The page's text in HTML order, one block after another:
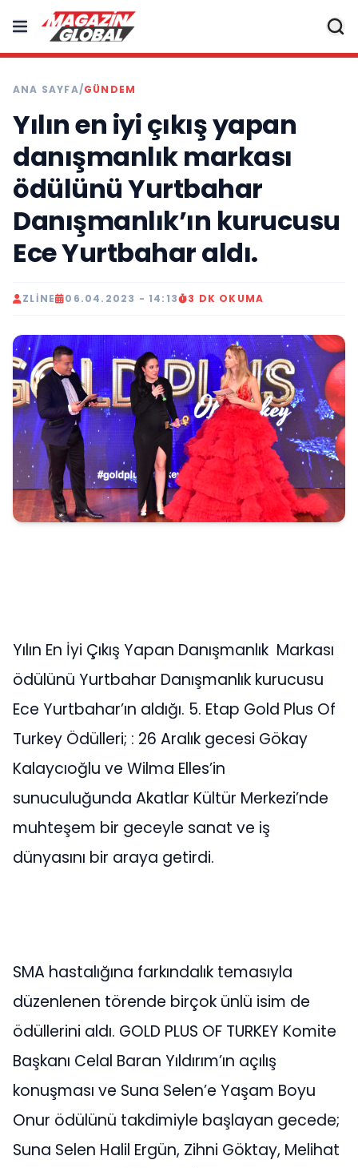
ANA SAYFA/GÜNDEM
Yılın en iyi çıkış yapan
danışmanlık markası
ödülünü Yurtbahar
Danışmanlık’ın kurucusu
Ece Yurtbahar aldı.
ZLINE 06.04.2023 - 14:13 3 DK OKUMA
Yılın En İyi Çıkış Yapan Danışmanlık Markası
ödülünü Yurtbahar Danışmanlık kurucusu
Ece Yurtbahar’ın aldığı. 5. Etap Gold Plus Of
Turkey Ödülleri; : 26 Aralık gecesi Gökay
Kalaycıoğlu ve Wilma Elles’in
sunuculuğunda Akatlar Kültür Merkezi’nde
muhteşem bir geceyle sanat ve iş
dünyasını bir araya getirdi.
SMA hastalığına farkındalık temasıyla
düzenlenen törende birçok ünlü isim de
ödüllerini aldı. GOLD PLUS OF TURKEY Komite
Başkanı Celal Baran Yıldırım’ın açılış
konuşması ve Suna Selen’e Yaşam Boyu
Onur ödülünü takdimiyle başlayan gecede;
Suna Selen Halil Ergün, Zihni Göktay, Melihat